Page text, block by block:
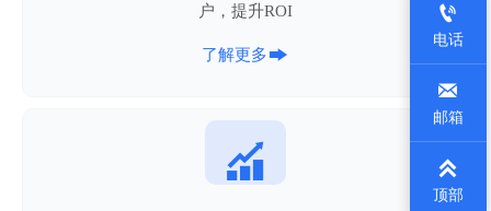
户，提升ROI
了解更多


电话

邮箱

顶部